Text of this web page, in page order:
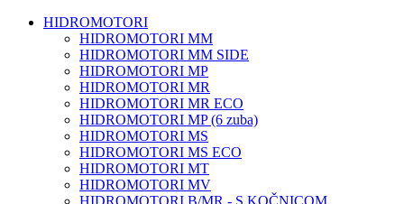
HIDROMOTORI
HIDROMOTORI MM
HIDROMOTORI MM SIDE
HIDROMOTORI MP
HIDROMOTORI MR
HIDROMOTORI MR ECO
HIDROMOTORI MP (6 zuba)
HIDROMOTORI MS
HIDROMOTORI MS ECO
HIDROMOTORI MT
HIDROMOTORI MV
HIDROMOTORI B/MR - S KOČNICOM